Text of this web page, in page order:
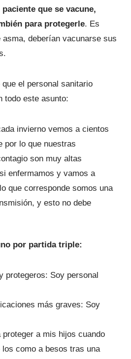
que se vacune,
para protegerle. Es
deberían vacunarse sus
el personal sanitario
todo este asunto:
invierno vemos a cientos
por lo que nuestras
son muy altas
enfermamos y vamos a
que corresponde somos una
y esto no debe
por partida triple:
protegeros: Soy personal
más graves: Soy
a mis hijos cuando
como a besos tras una